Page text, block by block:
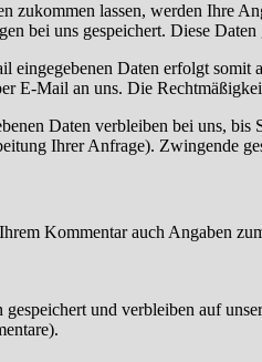
zukommen lassen, werden Ihre
bei uns gespeichert. Diese
eingegebenen Daten erfolgt
E-Mail an uns. Die
Daten verbleiben bei uns,
Ihrer Anfrage). Zwingende
Kommentar auch Angaben
und verbleiben auf